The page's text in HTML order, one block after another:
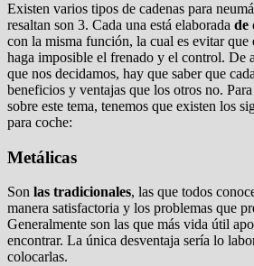
Existen varios tipos de cadenas para
resaltan son 3. Cada una está elaborada de
con la misma función, la cual es evitar que
haga imposible el frenado y el control. De
que nos decidamos, hay que saber que
beneficios y ventajas que los otros no.
sobre este tema, tenemos que existen los
para coche:
Metálicas
Son las tradicionales, las que todos
manera satisfactoria y los problemas que
Generalmente son las que más vida útil
encontrar. La única desventaja sería lo
colocarlas.